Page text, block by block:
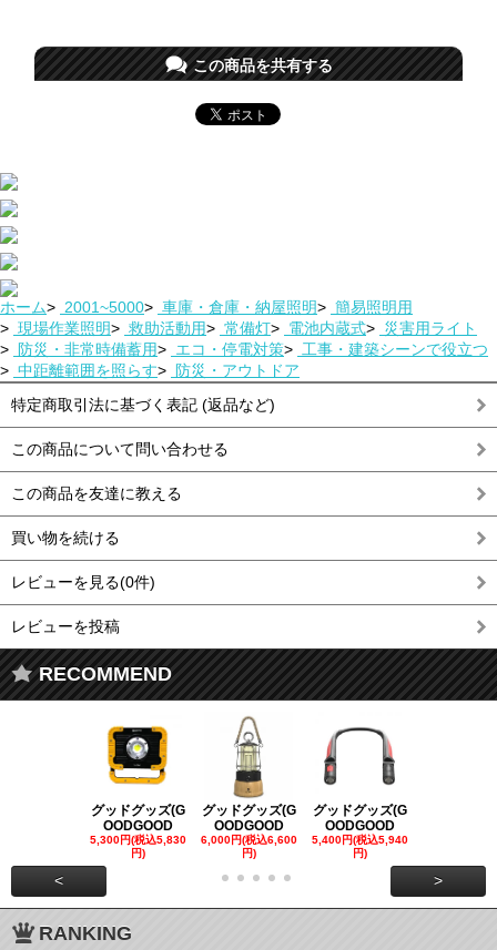
この商品を共有する
ホーム> 2001~5000> 車庫・倉庫・納屋照明> 簡易照明用
> 現場作業照明> 救助活動用> 常備灯> 電池内蔵式> 災害用ライト
> 防災・非常時備蓄用> エコ・停電対策> 工事・建築シーンで役立つ
> 中距離範囲を照らす> 防災・アウトドア
特定商取引法に基づく表記 (返品など)
この商品について問い合わせる
この商品を友達に教える
買い物を続ける
レビューを見る(0件)
レビューを投稿
RECOMMEND
グッドグッズ(G
OODGOOD
5,300円(税込5,830
円)
グッドグッズ(G
OODGOOD
6,000円(税込6,600
円)
グッドグッズ(G
OODGOOD
5,400円(税込5,940
円)
< >
RANKING